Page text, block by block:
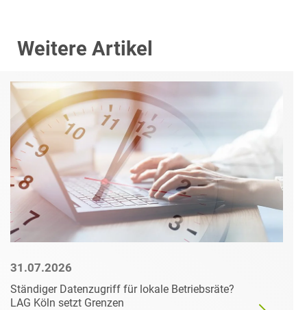
Weitere Artikel
31.07.2026
Ständiger Datenzugriff für lokale Betriebsräte?
LAG Köln setzt Grenzen